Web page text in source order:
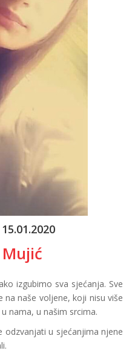
izgubimo sva sjećanja. Sve
naše voljene, koji nisu više
nama, u našim srcima.
odzvanjati u sjećanjima njene